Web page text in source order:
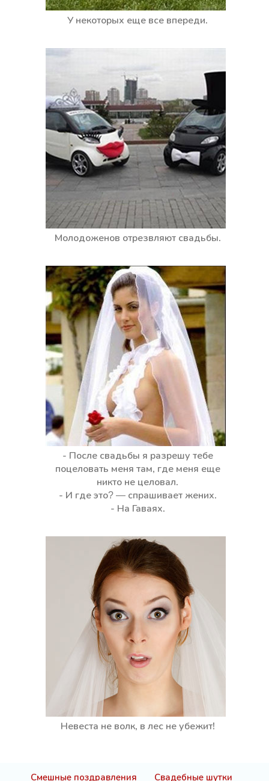
У некоторых еще все впереди.
Молодоженов отрезвляют свадьбы.
- После свадьбы я разрешу тебе
поцеловать меня там, где меня еще
никто не целовал.
- И где это? — спрашивает жених.
- На Гаваях.
Невеста не волк, в лес не убежит!
Смешные поздравления Свадебные шутки